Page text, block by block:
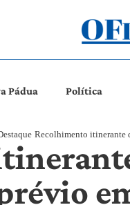
Pádua Política
Recolhimento itinerante